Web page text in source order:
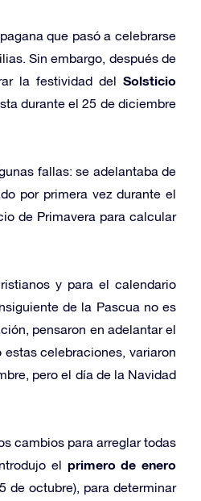
que pasó a celebrarse
Sin embargo, después de
la festividad del Solsticio
durante el 25 de diciembre
fallas: se adelantaba de
por primera vez durante el
de Primavera para calcular
y para el calendario
de la Pascua no es
pensaron en adelantar el
celebraciones, variaron
pero el día de la Navidad
cambios para arreglar todas
el primero de enero
de octubre), para determinar